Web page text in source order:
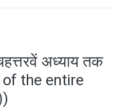
अध्याय तक
the entire